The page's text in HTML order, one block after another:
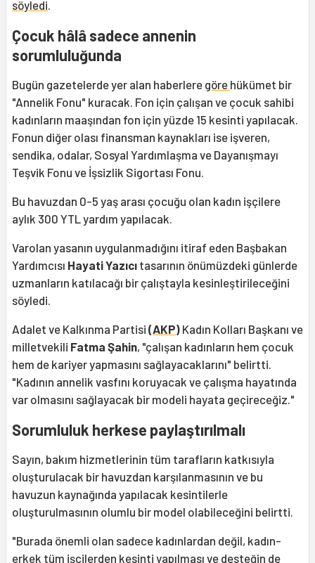
söyledi
Çocuk hâlâ sadece annenin
sorumluluğunda
Bugün gazetelerde yer alan haberlere göre hükümet bir
"Annelik Fonu" kuracak. Fon için çalışan ve çocuk sahibi
kadınların maaşından fon için yüzde 15 kesinti yapılacak.
Fonun diğer olası finansman kaynakları ise işveren,
sendika, odalar, Sosyal Yardımlaşma ve Dayanışmayı
Teşvik Fonu ve İşsizlik Sigortası Fonu.
Bu havuzdan 0-5 yaş arası çocuğu olan kadın işçilere
aylık 300 YTL yardım yapılacak.
Varolan yasanın uygulanmadığını itiraf eden Başbakan
Yardımcısı Hayati Yazıcı tasarının önümüzdeki günlerde
uzmanların katılacağı bir çalıştayla kesinleştirileceğini
söyledi.
Adalet ve Kalkınma Partisi (AKP) Kadın Kolları Başkanı ve
milletvekili Fatma Şahin, "çalışan kadınların hem çocuk
hem de kariyer yapmasını sağlayacaklarını" belirtti.
"Kadının annelik vasfını koruyacak ve çalışma hayatında
var olmasını sağlayacak bir modeli hayata geçireceğiz."
Sorumluluk herkese paylaştırılmalı
Sayın, bakım hizmetlerinin tüm tarafların katkısıyla
oluşturulacak bir havuzdan karşılanmasının ve bu
havuzun kaynağında yapılacak kesintilerle
oluşturulmasının olumlu bir model olabileceğini belirtti.
"Burada önemli olan sadece kadınlardan değil, kadın-
erkek tüm işçilerden kesinti yapılması ve desteğin de